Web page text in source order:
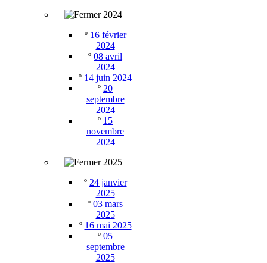
2024
º 16 février
2024
º 08 avril
2024
º 14 juin 2024
º 20
septembre
2024
º 15
novembre
2024
2025
º 24 janvier
2025
º 03 mars
2025
º 16 mai 2025
º 05
septembre
2025